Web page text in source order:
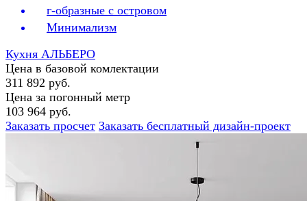
г-образные с островом
Минимализм
Кухня АЛЬБЕРО
Цена в базовой комлектации
311 892 руб.
Цена за погонный метр
103 964 руб.
Заказать просчет Заказать бесплатный дизайн-проект